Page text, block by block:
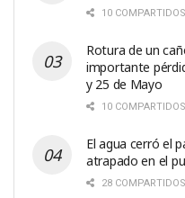
10 COMPARTIDOS
Rotura de un
importante
y 25 de Mayo
10 COMPARTIDOS
El agua cerró el
atrapado en el
28 COMPARTIDOS